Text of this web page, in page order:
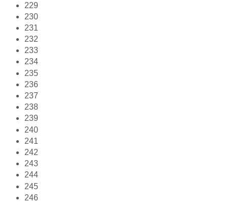
229
230
231
232
233
234
235
236
237
238
239
240
241
242
243
244
245
246